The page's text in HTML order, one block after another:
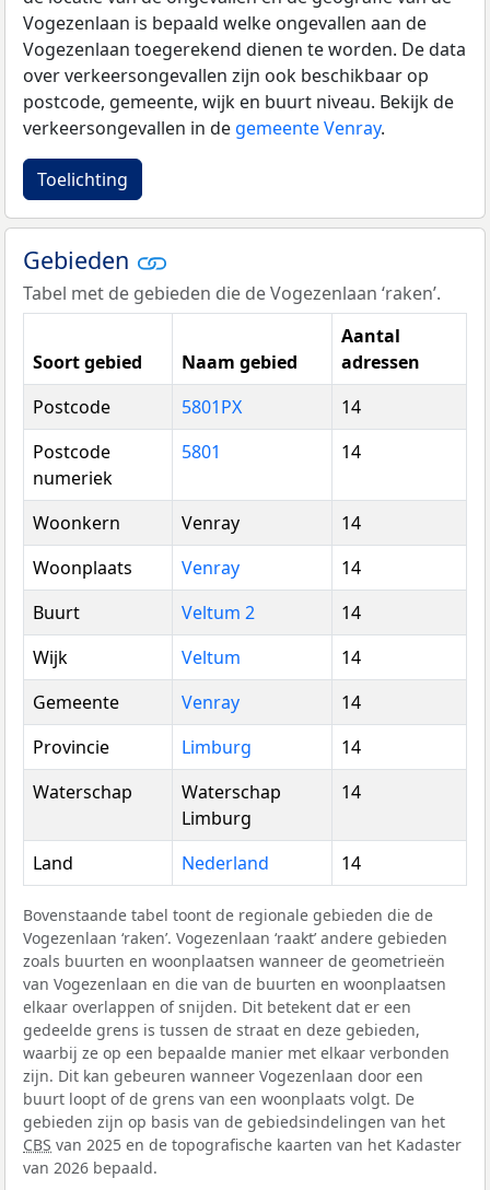
Vogezenlaan is bepaald welke ongevallen aan de
Vogezenlaan toegerekend dienen te worden. De data
over verkeersongevallen zijn ook beschikbaar op
postcode, gemeente, wijk en buurt niveau. Bekijk de
verkeersongevallen in de gemeente Venray.
Toelichting
Gebieden
Tabel met de gebieden die de Vogezenlaan ‘raken’.
Soort gebied Naam gebied
Aantal
adressen
Postcode
5801PX
14
Postcode
numeriek
5801 14
Woonkern Venray
14
Woonplaats
Venray
14
Buurt
Veltum 2
14
Wijk
Veltum
14
Gemeente
Venray
14
Provincie
Limburg
14
Waterschap
Waterschap
Limburg
14
Land Nederland 14
Bovenstaande tabel toont de regionale gebieden die de
Vogezenlaan ‘raken’. Vogezenlaan ‘raakt’ andere gebieden
zoals buurten en woonplaatsen wanneer de geometrieën
van Vogezenlaan en die van de buurten en woonplaatsen
elkaar overlappen of snijden. Dit betekent dat er een
gedeelde grens is tussen de straat en deze gebieden,
waarbij ze op een bepaalde manier met elkaar verbonden
zijn. Dit kan gebeuren wanneer Vogezenlaan door een
buurt loopt of de grens van een woonplaats volgt. De
gebieden zijn op basis van de gebiedsindelingen van het
CBS van 2025 en de topografische kaarten van het Kadaster
van 2026 bepaald.